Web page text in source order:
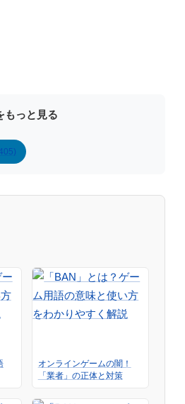
もっと見る
オンラインゲームの闇！
「業者」の正体と対策